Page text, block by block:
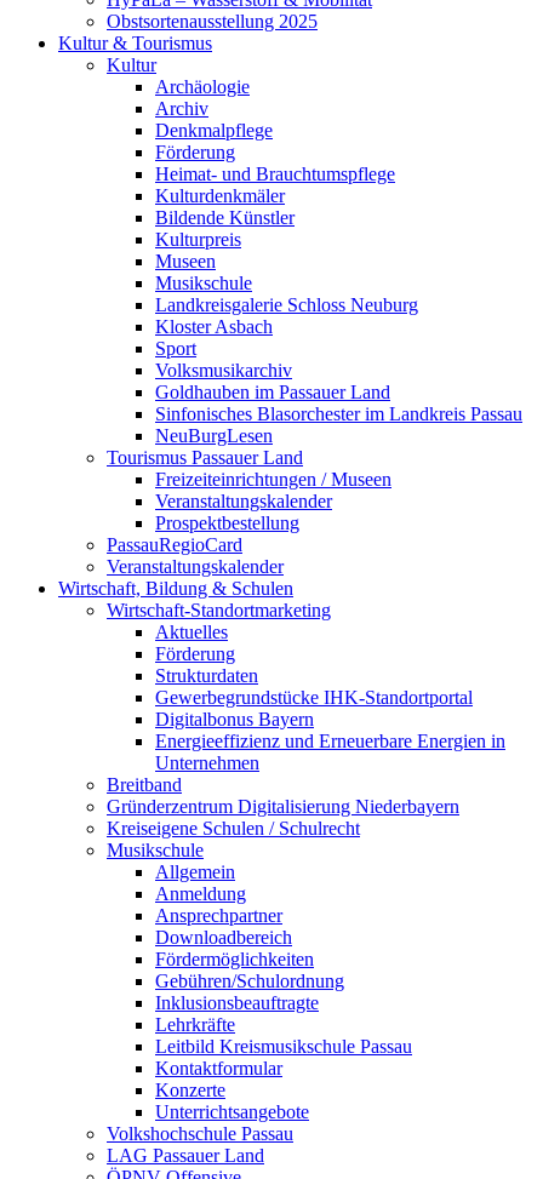
Obstsortenausstellung 2025
Kultur & Tourismus
Kultur
Archäologie
Archiv
Denkmalpflege
Förderung
Heimat- und Brauchtumspflege
Kulturdenkmäler
Bildende Künstler
Kulturpreis
Museen
Musikschule
Landkreisgalerie Schloss Neuburg
Kloster Asbach
Sport
Volksmusikarchiv
Goldhauben im Passauer Land
Sinfonisches Blasorchester im Landkreis Passau
NeuBurgLesen
Tourismus Passauer Land
Freizeiteinrichtungen / Museen
Veranstaltungskalender
Prospektbestellung
PassauRegioCard
Veranstaltungskalender
Wirtschaft, Bildung & Schulen
Wirtschaft-Standortmarketing
Aktuelles
Förderung
Strukturdaten
Gewerbegrundstücke IHK-Standortportal
Digitalbonus Bayern
Energieeffizienz und Erneuerbare Energien in
Unternehmen
Breitband
Gründerzentrum Digitalisierung Niederbayern
Kreiseigene Schulen / Schulrecht
Musikschule
Allgemein
Anmeldung
Ansprechpartner
Downloadbereich
Fördermöglichkeiten
Gebühren/Schulordnung
Inklusionsbeauftragte
Lehrkräfte
Leitbild Kreismusikschule Passau
Kontaktformular
Konzerte
Unterrichtsangebote
Volkshochschule Passau
LAG Passauer Land